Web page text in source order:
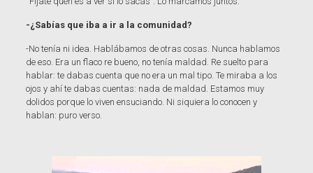
-¿Sabías que iba a ir a la comunidad?
-No tenía ni idea. Hablábamos de otras cosas. Nunca hablamos
de eso. Era un flaco re bueno, no tenía maldad. Re suelto para
hablar: te dabas cuenta que no era un mal tipo. Te miraba a los
ojos y ahí te dabas cuentas: nada de maldad. Estamos muy
dolidos porque lo viven ensuciando. Ni siquiera lo conocen y
hablan: puro verso.